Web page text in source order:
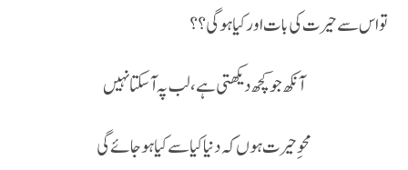
تواس سے حیرت کی بات اور کیا ہوگی ؟؟
آنکھ جو کچھ دیکھتی ہے، لب پہ آ سکتا نہیں
محوِ حیرت ہوں کہ دنیا کیا سے کیا ہوجائے گی